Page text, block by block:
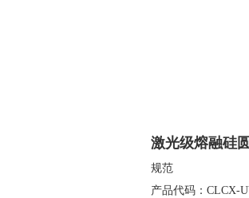
激光级熔融硅
规范
产品代码：CLCX-